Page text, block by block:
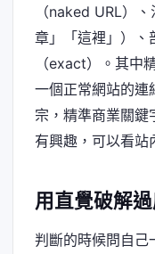
（naked URL）
章」「這裡」）
（exact）。其中
一個正常網站的連
宗，精準商業關鍵
有興趣，可以看站
用直覺破解
判斷的時候問自己